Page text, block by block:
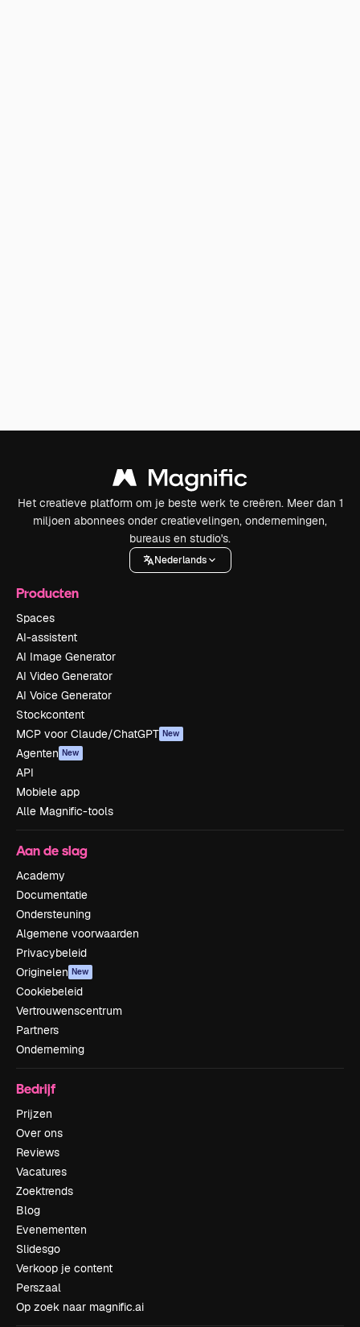
Het creatieve platform om je beste werk te creëren. Meer dan 1
miljoen abonnees onder creatievelingen, ondernemingen,
bureaus en studio's.
Nederlands
Producten
Spaces
AI-assistent
AI Image Generator
AI Video Generator
AI Voice Generator
Stockcontent
MCP voor Claude/ChatGPT New
Agenten New
API
Mobiele app
Alle Magnific-tools
Aan de slag
Academy
Documentatie
Ondersteuning
Algemene voorwaarden
Privacybeleid
Originelen New
Cookiebeleid
Vertrouwenscentrum
Partners
Onderneming
Bedrijf
Prijzen
Over ons
Reviews
Vacatures
Zoektrends
Blog
Evenementen
Slidesgo
Verkoop je content
Perszaal
Op zoek naar magnific.ai